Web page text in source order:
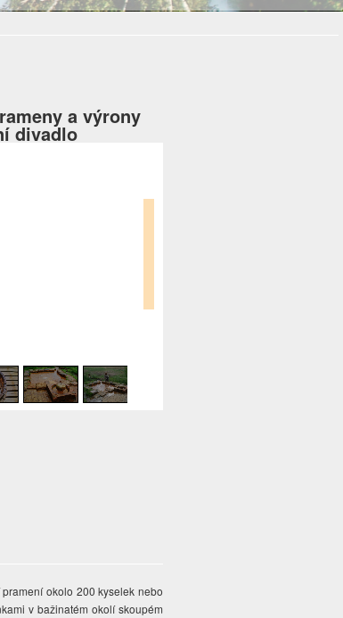
a výrony
divadlo
okolo 200 kyselek nebo
v bažinatém okolí skoupém